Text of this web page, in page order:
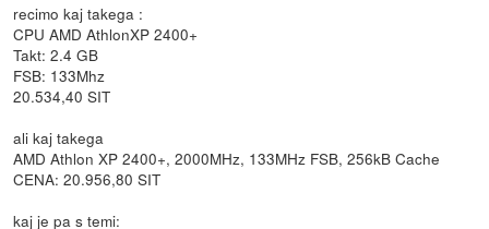
recimo kaj takega :
CPU AMD AthlonXP 2400+
Takt: 2.4 GB
FSB: 133Mhz
20.534,40 SIT
ali kaj takega
AMD Athlon XP 2400+, 2000MHz, 133MHz FSB, 256kB Cache
CENA: 20.956,80 SIT
kaj je pa s temi: